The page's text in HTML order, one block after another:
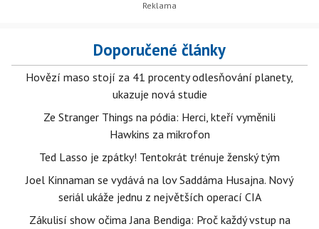
Doporučené články
Hovězí maso stojí za 41 procenty odlesňování planety,
ukazuje nová studie
Ze Stranger Things na pódia: Herci, kteří vyměnili
Hawkins za mikrofon
Ted Lasso je zpátky! Tentokrát trénuje ženský tým
Joel Kinnaman se vydává na lov Saddáma Husajna. Nový
seriál ukáže jednu z největších operací CIA
Zákulisí show očima Jana Bendiga: Proč každý vstup na